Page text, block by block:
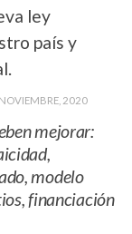
ley
país y
2020
mejorar:
modelo
financiación